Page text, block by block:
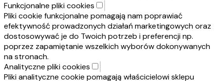
Funkcjonalne pliki cookies
Pliki cookie funkcjonalne pomagają nam poprawiać
efektywność prowadzonych działań marketingowych oraz
dostosowywać je do Twoich potrzeb i preferencji np.
poprzez zapamiętanie wszelkich wyborów dokonywanych
na stronach.
Analityczne pliki cookies
Pliki analityczne cookie pomagają właścicielowi sklepu